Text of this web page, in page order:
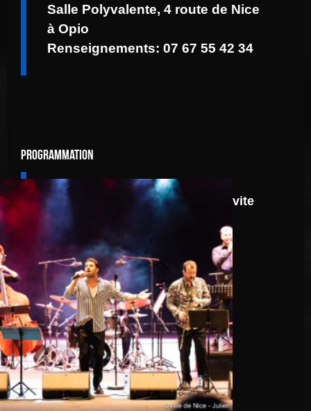
Salle Polyvalente, 4 route de Nice
à Opio
Renseignements: 07 67 55 42 34
Programmation
8 août
Walter Ricci